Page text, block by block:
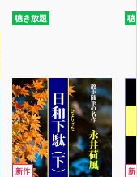
、使える英語を楽
みません。
聴き放題
新作
聴
新